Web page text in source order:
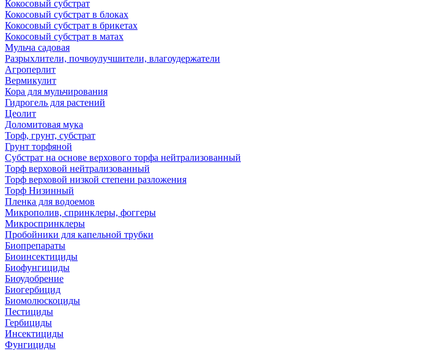
Кокосовый субстрат
Кокосовый субстрат в блоках
Кокосовый субстрат в брикетах
Кокосовый субстрат в матах
Мульча садовая
Разрыхлители, почвоулучшители, влагоудержатели
Агроперлит
Вермикулит
Кора для мульчирования
Гидрогель для растений
Цеолит
Доломитовая мука
Торф, грунт, субстрат
Грунт торфяной
Субстрат на основе верхового торфа нейтрализованный
Торф верховой нейтрализованный
Торф верховой низкой степени разложения
Торф Низинный
Пленка для водоемов
Микрополив, спринклеры, фоггеры
Микроспринклеры
Пробойники для капельной трубки
Биопрепараты
Биоинсектициды
Биофунгициды
Биоудобрение
Биогербицид
Биомолюскоциды
Пестициды
Гербициды
Инсектициды
Фунгициды